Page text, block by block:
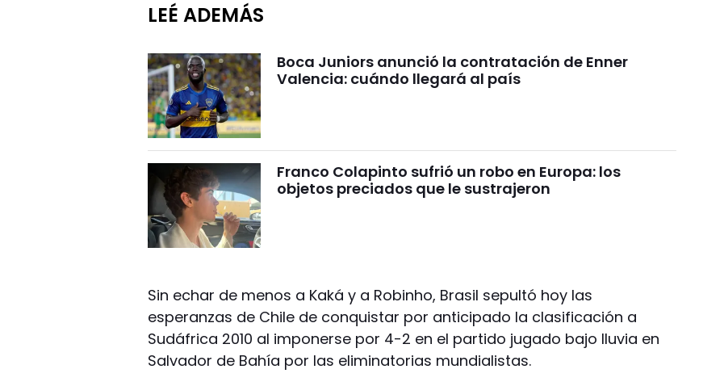
LEÉ ADEMÁS
Boca Juniors anunció la contratación de Enner
Valencia: cuándo llegará al país
Franco Colapinto sufrió un robo en Europa: los
objetos preciados que le sustrajeron
Sin echar de menos a Kaká y a Robinho, Brasil sepultó hoy las
esperanzas de Chile de conquistar por anticipado la clasificación a
Sudáfrica 2010 al imponerse por 4-2 en el partido jugado bajo lluvia en
Salvador de Bahía por las eliminatorias mundialistas.